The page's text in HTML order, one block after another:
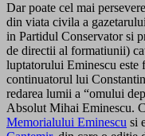
Dar poate cel mai
din viata civila a
in Partidul Conservator si
de directii al formatiunii)
luptatorului Eminescu
continuatorul lui
redarea lumii a “omului
Absolut Mihai Eminescu.
Memorialului Eminescu si